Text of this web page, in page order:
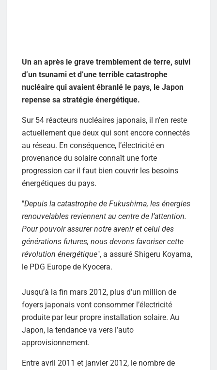
Un an après le grave tremblement de terre, suivi
d’un tsunami et d’une terrible catastrophe
nucléaire qui avaient ébranlé le pays, le Japon
repense sa stratégie énergétique.
Sur 54 réacteurs nucléaires japonais, il n’en reste
actuellement que deux qui sont encore connectés
au réseau. En conséquence, l’électricité en
provenance du solaire connaît une forte
progression car il faut bien couvrir les besoins
énergétiques du pays.
"Depuis la catastrophe de Fukushima, les énergies
renouvelables reviennent au centre de l’attention.
Pour pouvoir assurer notre avenir et celui des
générations futures, nous devons favoriser cette
révolution énergétique", a assuré Shigeru Koyama,
le PDG Europe de Kyocera.
Jusqu’à la fin mars 2012, plus d’un million de
foyers japonais vont consommer l’électricité
produite par leur propre installation solaire. Au
Japon, la tendance va vers l’auto
approvisionnement.
Entre avril 2011 et janvier 2012, le nombre de